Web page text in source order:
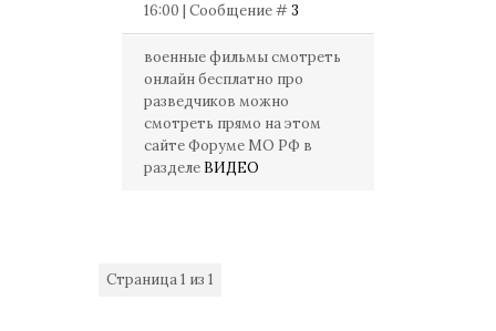
16:00 | Сообщение #3
военные фильмы смотреть
онлайн бесплатно про
разведчиков можно
смотреть прямо на этом
сайте Форуме МО РФ в
разделе ВИДЕО
Страница1 из 1